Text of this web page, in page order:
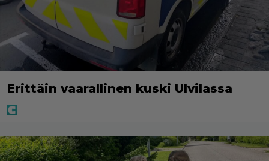
Erittäin vaarallinen kuski Ulvilassa